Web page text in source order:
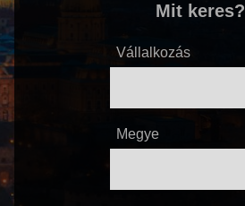
Mit keres?
Vállalkozás
Megye